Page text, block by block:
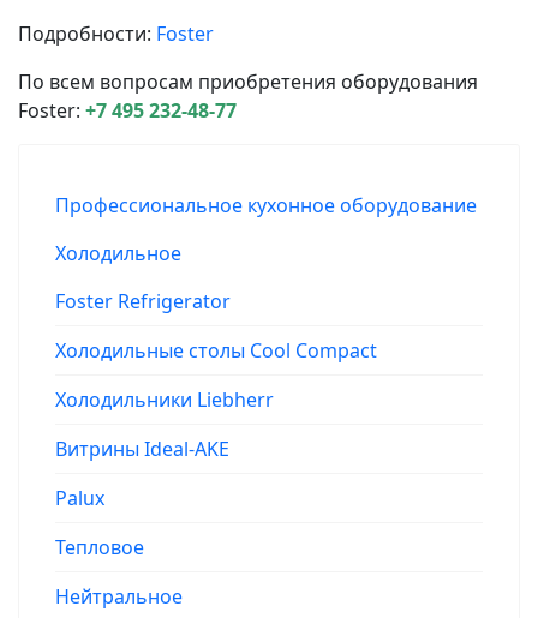
Подробности: Foster
По всем вопросам приобретения оборудования
Foster: +7 495 232-48-77
Профессиональное кухонное оборудование
Холодильное
Foster Refrigerator
Холодильные столы Cool Compact
Холодильники Liebherr
Витрины Ideal-AKE
Palux
Тепловое
Нейтральное